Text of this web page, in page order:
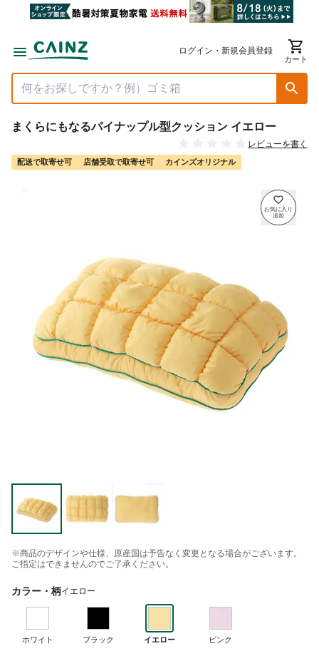
ログイン・新規会員登録
カート
まくらにもなるパイナップル型クッション イエロー
レビューを書く
配送で取寄せ可 店舗受取で取寄せ可 カインズオリジナル
※商品のデザインや仕様、原産国は予告なく変更となる場合がございます。
ご指定はできませんのでご了承ください。
カラー・柄イエロー
ホワイト ブラック イエロー ピンク